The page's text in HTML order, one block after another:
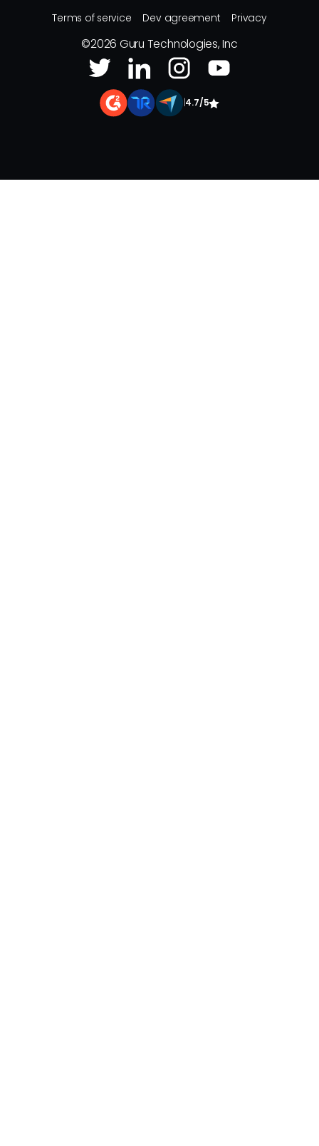
Terms of service Dev agreement Privacy
©2026 Guru Technologies, Inc
4.7/5